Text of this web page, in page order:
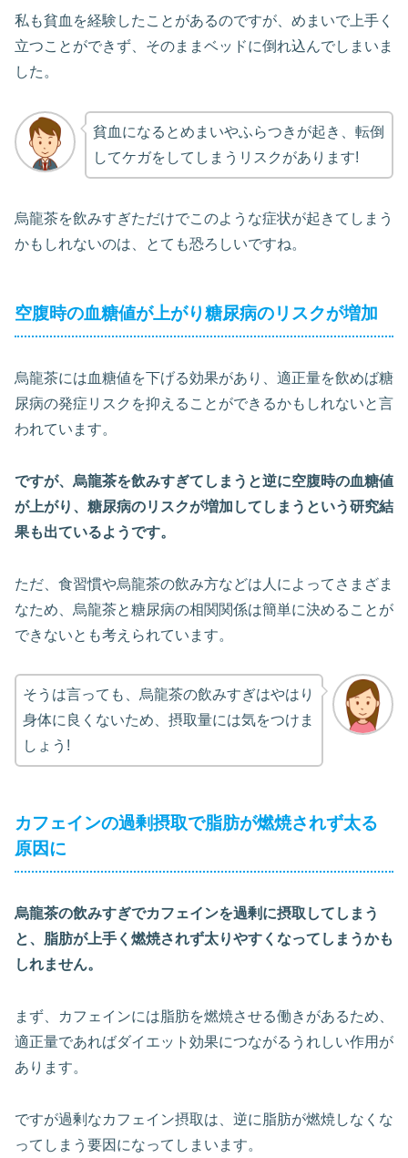
私も貧血を経験したことがあるのですが、めまいで上手く
立つことができず、そのままベッドに倒れ込んでしまいま
した。
貧血になるとめまいやふらつきが起き、転倒
してケガをしてしまうリスクがあります!
烏龍茶を飲みすぎただけでこのような症状が起きてしまう
かもしれないのは、とても恐ろしいですね。
空腹時の血糖値が上がり糖尿病のリスクが増加
烏龍茶には血糖値を下げる効果があり、適正量を飲めば糖
尿病の発症リスクを抑えることができるかもしれないと言
われています。
ですが、烏龍茶を飲みすぎてしまうと逆に空腹時の血糖値
が上がり、糖尿病のリスクが増加してしまうという研究結
果も出ているようです。
ただ、食習慣や烏龍茶の飲み方などは人によってさまざま
なため、烏龍茶と糖尿病の相関関係は簡単に決めることが
できないとも考えられています。
そうは言っても、烏龍茶の飲みすぎはやはり
身体に良くないため、摂取量には気をつけま
しょう!
カフェインの過剰摂取で脂肪が燃焼されず太る
原因に
烏龍茶の飲みすぎでカフェインを過剰に摂取してしまう
と、脂肪が上手く燃焼されず太りやすくなってしまうかも
しれません。
まず、カフェインには脂肪を燃焼させる働きがあるため、
適正量であればダイエット効果につながるうれしい作用が
あります。
ですが過剰なカフェイン摂取は、逆に脂肪が燃焼しなくな
ってしまう要因になってしまいます。